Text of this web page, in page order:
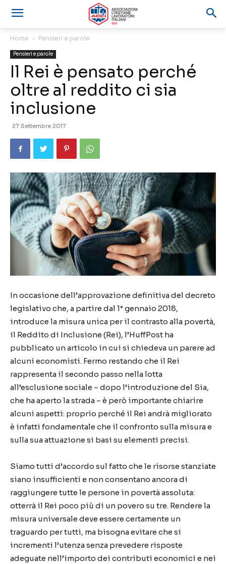
Home Pensieri e parole
Pensieri e parole
Il Rei è pensato perché
oltre al reddito ci sia
inclusione
27 Settembre 2017
In occasione dell’approvazione definitiva del decreto
legislativo che, a partire dal 1° gennaio 2018,
introduce la misura unica per il contrasto alla povertà,
il Reddito di Inclusione (Rei), l’HuffPost ha
pubblicato un articolo in cui si chiedeva un parere ad
alcuni economisti. Fermo restando che il Rei
rappresenta il secondo passo nella lotta
all’esclusione sociale – dopo l’introduzione del Sia,
che ha aperto la strada – è però importante chiarire
alcuni aspetti: proprio perché il Rei andrà migliorato
è infatti fondamentale che il confronto sulla misura e
sulla sua attuazione si basi su elementi precisi.
Siamo tutti d’accordo sul fatto che le risorse stanziate
siano insufficienti e non consentano ancora di
raggiungere tutte le persone in povertà assoluta:
otterrà il Rei poco più di un povero su tre. Rendere la
misura universale deve essere certamente un
traguardo per tutti, ma bisogna evitare che si
incrementi l’utenza senza prevedere risposte
adeguate nell’importo dei contributi economici e nei